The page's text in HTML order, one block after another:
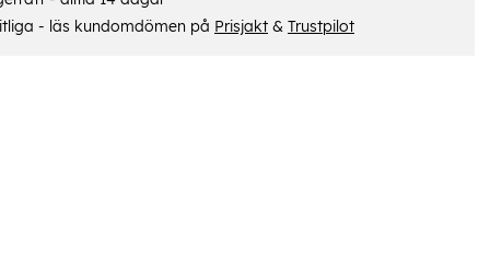
- läs kundomdömen på Prisjakt& Trustpilot